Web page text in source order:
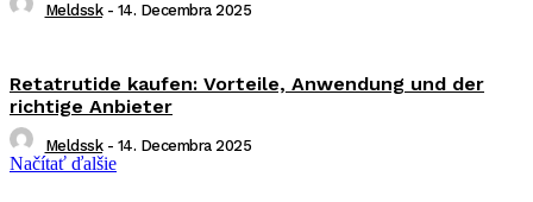
Meldssk - 14. Decembra 2025
Retatrutide kaufen: Vorteile, Anwendung und der
richtige Anbieter
Meldssk - 14. Decembra 2025
Načítať ďalšie